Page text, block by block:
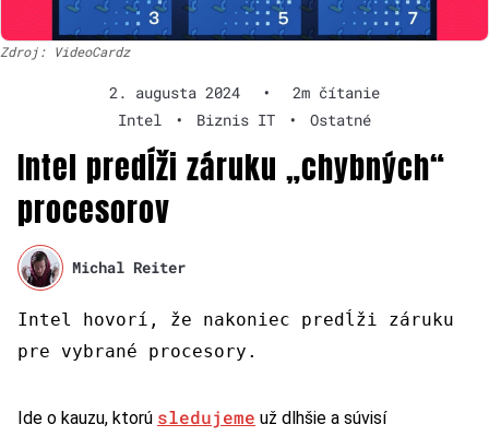
Zdroj: VideoCardz
2. augusta 2024 •
2m čítanie
Intel
• Biznis IT • Ostatné
Intel predĺži záruku „chybných“
procesorov
Michal Reiter
Intel hovorí, že nakoniec predĺži záruku
pre vybrané procesory.
Ide o kauzu, ktorú sledujeme už dlhšie a súvisí